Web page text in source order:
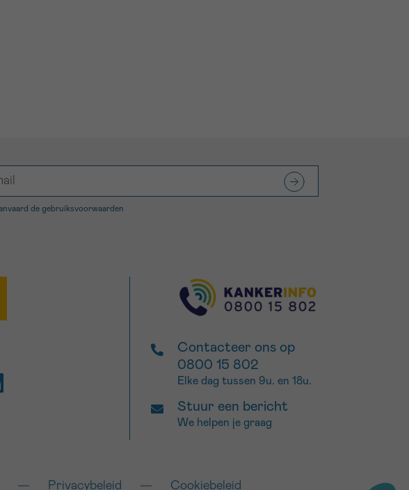
de gebruiksvoorwaarden
Contacteer ons op
0800 15 802
Elke dag tussen 9u. en 18u.
Stuur een bericht
We helpen je graag
Privacybeleid Cookiebeleid